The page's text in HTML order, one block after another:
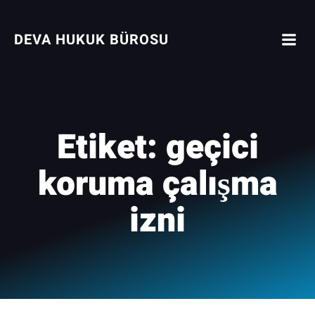
DEVA HUKUK BÜROSU
Etiket: geçici
koruma çalışma
izni